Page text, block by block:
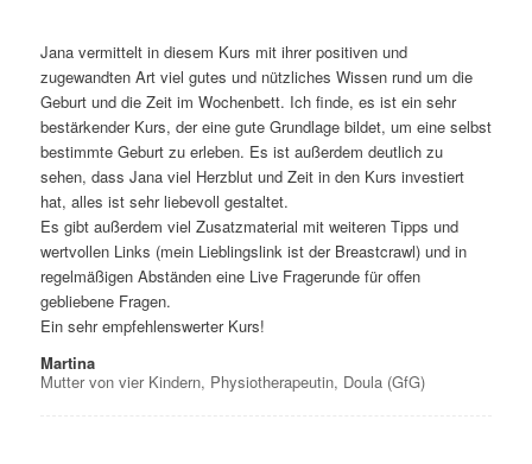
Jana vermittelt in diesem Kurs mit ihrer positiven und
zugewandten Art viel gutes und nützliches Wissen rund um die
Geburt und die Zeit im Wochenbett. Ich finde, es ist ein sehr
bestärkender Kurs, der eine gute Grundlage bildet, um eine selbst
bestimmte Geburt zu erleben. Es ist außerdem deutlich zu
sehen, dass Jana viel Herzblut und Zeit in den Kurs investiert
hat, alles ist sehr liebevoll gestaltet.
Es gibt außerdem viel Zusatzmaterial mit weiteren Tipps und
wertvollen Links (mein Lieblingslink ist der Breastcrawl) und in
regelmäßigen Abständen eine Live Fragerunde für offen
gebliebene Fragen.
Ein sehr empfehlenswerter Kurs!
Martina
Mutter von vier Kindern, Physiotherapeutin, Doula (GfG)